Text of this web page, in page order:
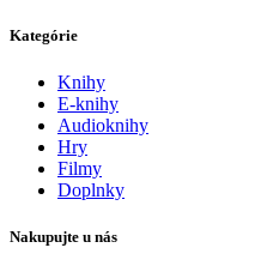
Kategórie
Knihy
E-knihy
Audioknihy
Hry
Filmy
Doplnky
Nakupujte u nás